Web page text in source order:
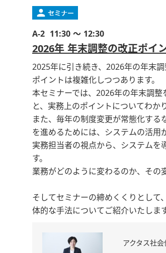
A-2 11:30 ～ 12:30
2026年 年末調整の改正ポイ
2025年に引き続き、2026年の年末
ポイントは複雑化しつつあります。
本セミナーでは、2026年の年末調
と、実務上のポイントについてわか
また、毎年の制度変更が常態化す
を進めるためには、システムの活用
実務担当者の視点から、システムを
す。
業務がどのように変わるのか、その
そしてセミナーの締めくくりとして
体的な手法についてご紹介いたします
アクタス社